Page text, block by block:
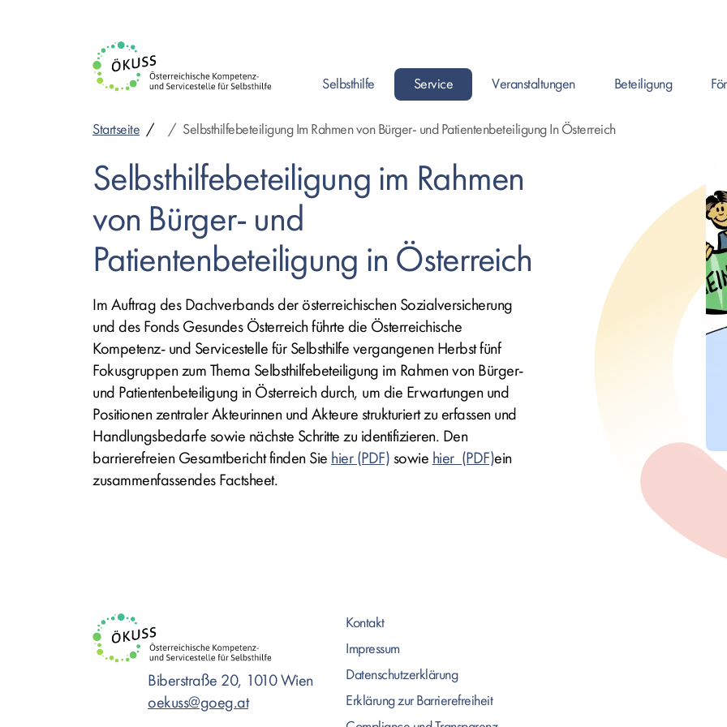
Selbsthilfe
Service
Veranstaltungen
Beteiligung
Startseite
Selbsthilfebeteiligung Im Rahmen von Bürger‐ und Patientenbeteiligung In Österreich
Selbsthilfebeteiligung im Rahmen
von Bürger‐ und
Patientenbeteiligung in Österreich
Im Auftrag des Dachverbands der österreichischen Sozialversicherung
und des Fonds Gesundes Österreich führte die Österreichische
Kompetenz- und Servicestelle für Selbsthilfe vergangenen Herbst fünf
Fokusgruppen zum Thema Selbsthilfebeteiligung im Rahmen von Bürger‐
und Patientenbeteiligung in Österreich durch, um die Erwartungen und
Positionen zentraler Akteurinnen und Akteure strukturiert zu erfassen und
Handlungsbedarfe sowie nächste Schritte zu identifizieren. Den
barrierefreien Gesamtbericht finden Sie hier sowie hier
ein
zusammenfassendes Factsheet.
Biberstraße 20, 1010 Wien
oekuss@goeg.at
Kontakt
Impressum
Datenschutzerklärung
Erklärung zur Barrierefreiheit